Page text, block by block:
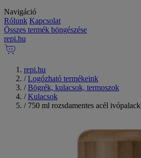
Navigáció
Rólunk Kapcsolat
Összes termék böngészése
repi.hu
repi.hu
/ Logózható termékeink
/ Bögrék, kulacsok, termoszok
/ Kulacsok
/ 750 ml rozsdamentes acél ivópalack